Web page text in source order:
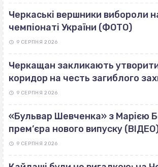
Черкаські вершники вибороли
чемпіонаті України (ФОТО)
9 СЕРПНЯ 2026
Черкащан закликають
коридор на честь загиблого
9 СЕРПНЯ 2026
«Бульвар Шевченка» з Марією
прем’єра нового випуску
9 СЕРПНЯ 2026